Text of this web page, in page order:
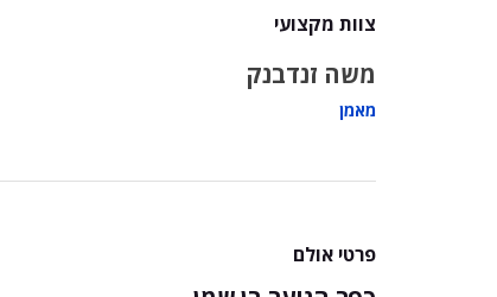
צוות מקצועי
משה זנדבנק
מאמן
פרטי אולם